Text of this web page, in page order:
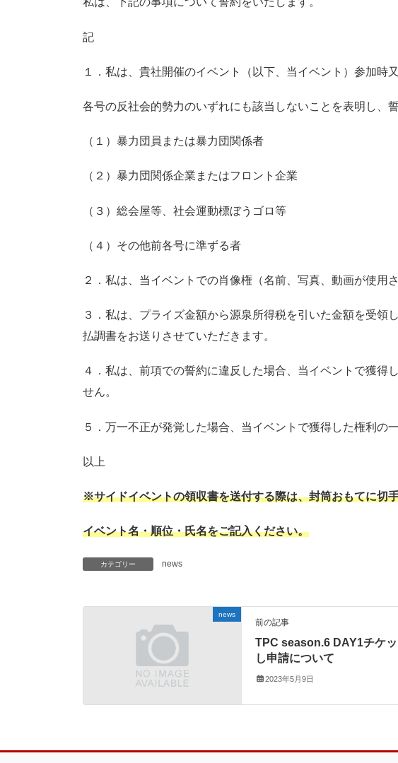
記
１．私は、貴社開催のイベント（以下、当イベント）参加時
各号の反社会的勢力のいずれにも該当しないことを表明し、
（１）暴力団員または暴力団関係者
（２）暴力団関係企業またはフロント企業
（３）総会屋等、社会運動標ぼうゴロ等
（４）その他前各号に準ずる者
２．私は、当イベントでの肖像権（名前、写真、動画が使用
３．私は、プライズ金額から源泉所得税を引いた金額を受
払調書をお送りさせていただきます。
４．私は、前項での誓約に違反した場合、当イベントで獲得
せん。
５．万一不正が発覚した場合、当イベントで獲得した権利の
以上
※サイドイベントの領収書を送付する際は、封筒おもてに切
イベント名・順位・氏名をご記入ください。
カテゴリー news
news
前の記事
TPC season.6 DAY1チケ
し申請について
2023年5月9日